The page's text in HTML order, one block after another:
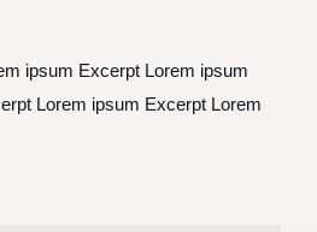
ipsum Excerpt Lorem ipsum
Lorem ipsum Excerpt Lorem